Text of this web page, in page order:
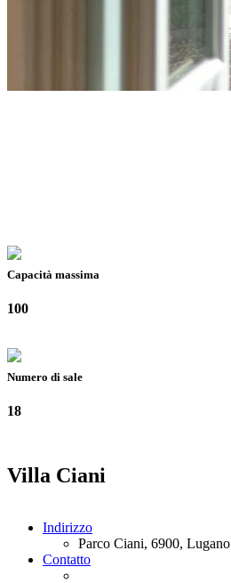
Capacità massima
100
Numero di sale
18
Villa Ciani
Indirizzo
Parco Ciani, 6900, Lugano
Contatto